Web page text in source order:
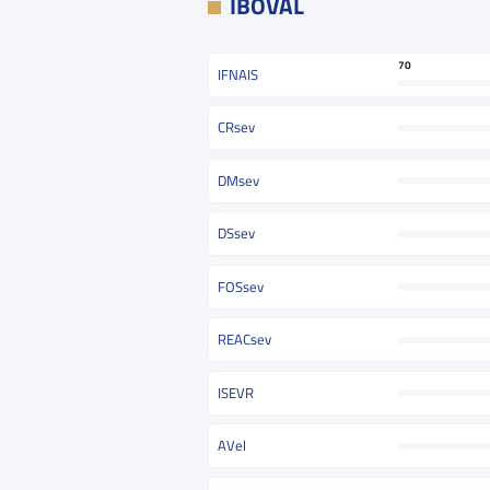
IFNAIS 70
CRsev
DMsev
DSsev
FOSsev
REACsev
ISEVR
AVel